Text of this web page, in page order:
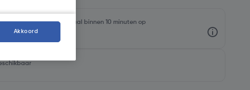
voorraadniveaus en haal binnen 10 minuten op
Akkoord